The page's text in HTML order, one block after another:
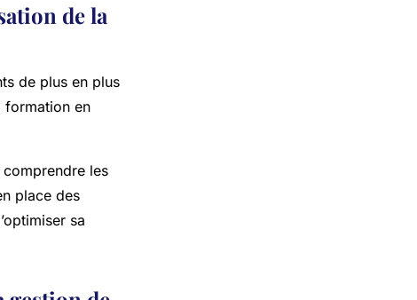
de la
de plus en plus
formation en
les
place des
sa